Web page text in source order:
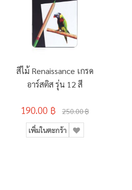
สีไม้ Renaissance เกรด
อาร์สติส รุ่น 12 สี
190.00 ฿ 250.00 ฿
เพิ่มในตะกร้า